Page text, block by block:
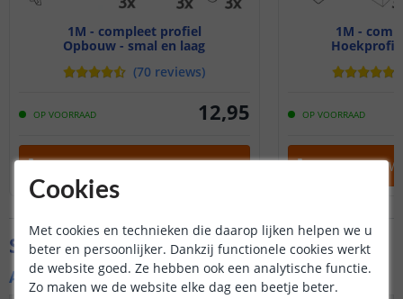
1M - compleet profiel
Opbouw - smal en laag
(70 reviews)
OP VOORRAAD 12,95
IN WINKELWAGEN
1M -
OP VOORRAAD
IN
Specificaties
Algemene kenmerken
Cookies
Met cookies en technieken die daarop lijken helpen we u
beter en persoonlijker. Dankzij functionele cookies werkt
de website goed. Ze hebben ook een analytische functie.
Zo maken we de website elke dag een beetje beter.